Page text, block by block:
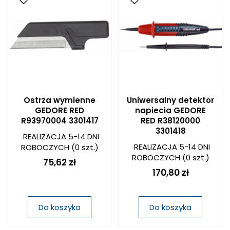
Ostrza wymienne
GEDORE RED
R93970004 3301417
REALIZACJA 5-14 DNI
ROBOCZYCH(0 szt.)
75,62 zł
Do koszyka
Uniwersalny detektor
napiecia GEDORE
RED R38120000
3301418
REALIZACJA 5-14 DNI
ROBOCZYCH(0 szt.)
170,80 zł
Do koszyka